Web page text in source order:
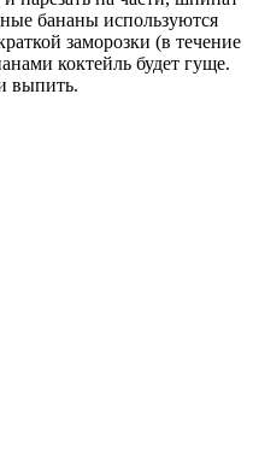
бананы используются
заморозки (в течение
коктейль будет гуще.
выпить.